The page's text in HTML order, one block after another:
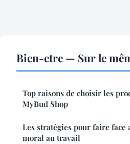
Bien-etre — Sur le
Top raisons de choisir les
MyBud Shop
Les stratégies pour faire face
moral au travail